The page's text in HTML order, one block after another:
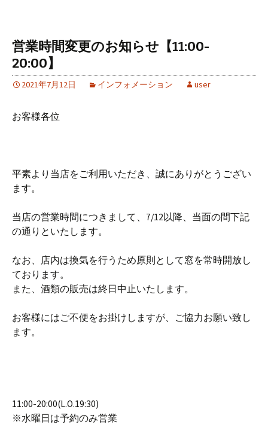
営業時間変更のお知らせ【11:00-
20:00】
2021年7月12日 インフォメーション user
お客様各位
平素より当店をご利用いただき、誠にありがとうござい
ます。
当店の営業時間につきまして、7/12以降、当面の間下記
の通りといた します。
なお、店内は換気を行うため原則として窓を常時開放し
ております。
また、酒類の販売は終日中止いたします。
お客様にはご不便をお掛けしますが、ご協力お願い致し
ます。
11:00-20:00(L.O.19:30)
※水曜日は予約のみ営業